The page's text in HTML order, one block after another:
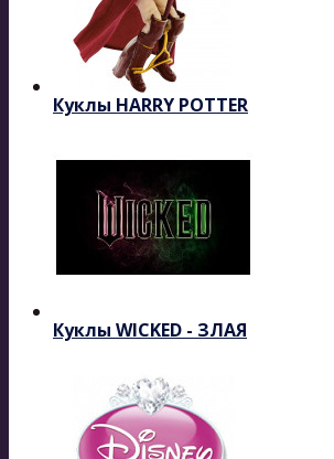
Куклы HARRY POTTER
Куклы WICKED - ЗЛАЯ